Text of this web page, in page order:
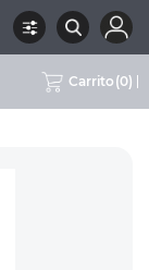
Carrito (0)